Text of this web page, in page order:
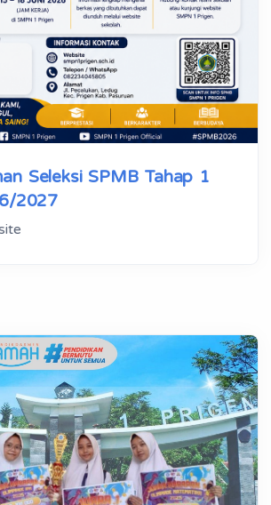
Seleksi SPMB Tahap 1
2027